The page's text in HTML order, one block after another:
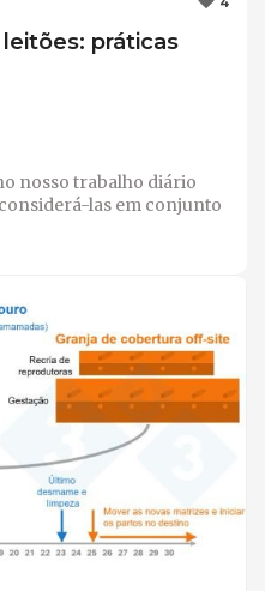
práticas
nosso trabalho diário
las em conjunto